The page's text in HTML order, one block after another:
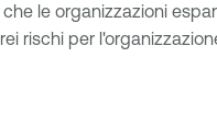
le organizzazioni
rischi per